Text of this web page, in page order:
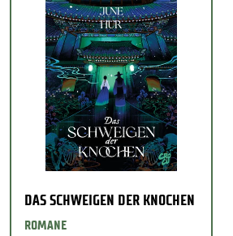
DAS SCHWEIGEN DER KNOCHEN
ROMANE